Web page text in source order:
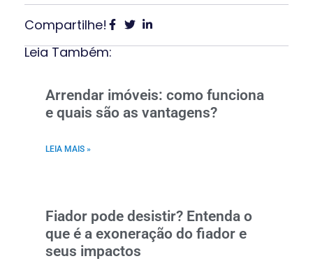
Compartilhe!
Leia Também:
Arrendar imóveis: como funciona
e quais são as vantagens?
LEIA MAIS »
Fiador pode desistir? Entenda o
que é a exoneração do fiador e
seus impactos